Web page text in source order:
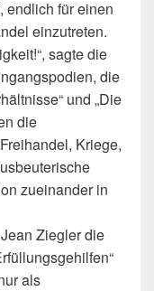
endlich für einen
einzutreten.
sagte die
die
und „Die
die
Kriege,
zueinander in
Ziegler die
als